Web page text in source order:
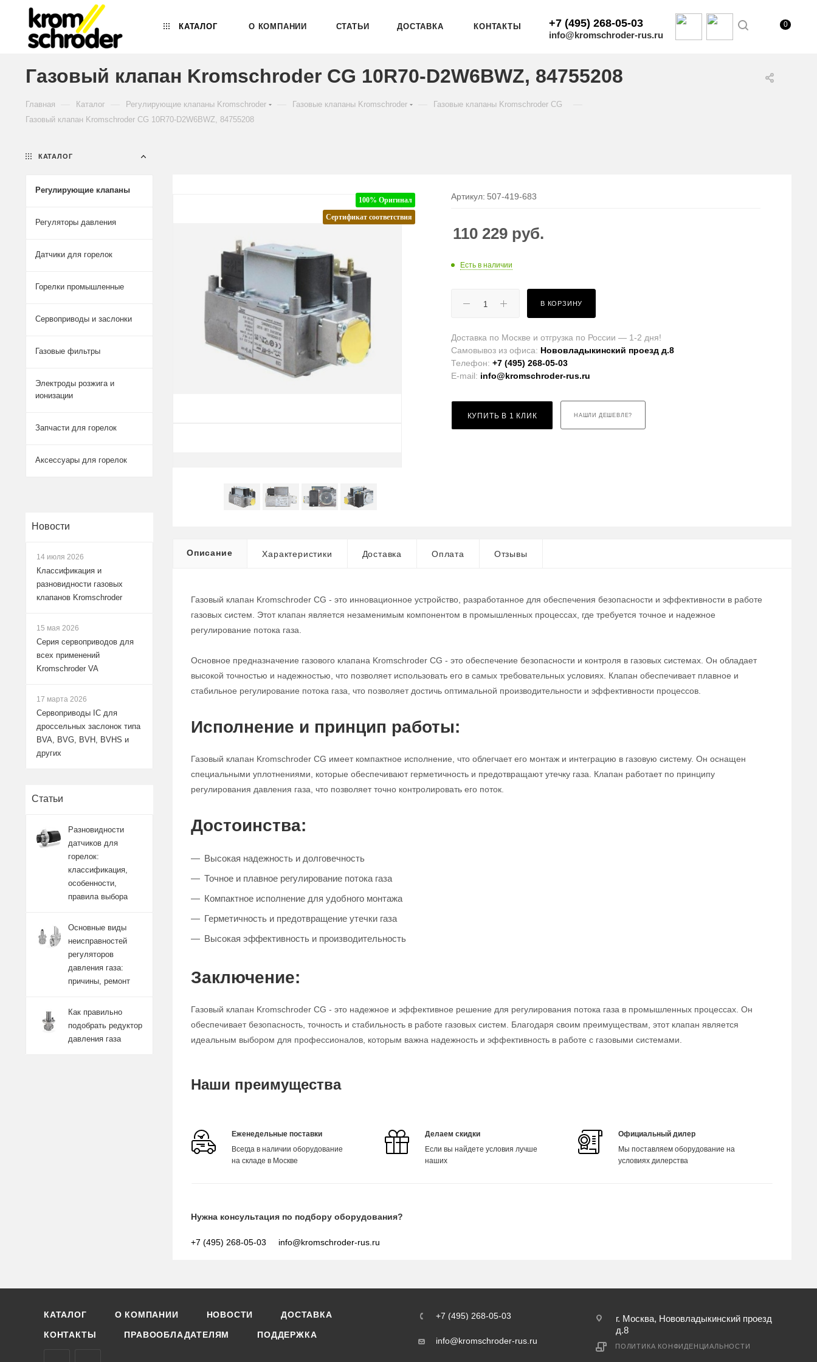
КАТАЛОГ О КОМПАНИИ СТАТЬИ ДОСТАВКА КОНТАКТЫ +7 (495) 268-05-03
info@kromschroder-rus.ru
0
Газовый клапан Kromschroder CG 10R70-D2W6BWZ, 84755208
Главная Каталог Регулирующие клапаны Kromschroder Газовые клапаны Kromschroder Газовые клапаны Kromschroder CG
Газовый клапан Kromschroder CG 10R70-D2W6BWZ, 84755208
100% Оригинал
Сертификат соответствия
Артикул: 507-419-683
110 229 руб.
Есть в наличии
В КОРЗИНУ
Доставка по Москве и отгрузка по России — 1-2 дня!
Самовывоз из офиса: Нововладыкинский проезд д.8
Телефон:+7 (495) 268-05-03
E-mail: info@kromschroder-rus.ru
КУПИТЬ В 1 КЛИК НАШЛИ ДЕШЕВЛЕ?
Описание Характеристики Доставка Оплата Отзывы
Газовый клапан Kromschroder CG - это инновационное устройство, разработанное для обеспечения безопасности и эффективности в работе
газовых систем. Этот клапан является незаменимым компонентом в промышленных процессах, где требуется точное и надежное
регулирование потока газа.
Основное предназначение газового клапана Kromschroder CG - это обеспечение безопасности и контроля в газовых системах. Он обладает
высокой точностью и надежностью, что позволяет использовать его в самых требовательных условиях. Клапан обеспечивает плавное и
стабильное регулирование потока газа, что позволяет достичь оптимальной производительности и эффективности процессов.
Исполнение и принцип работы:
Газовый клапан Kromschroder CG имеет компактное исполнение, что облегчает его монтаж и интеграцию в газовую систему. Он оснащен
специальными уплотнениями, которые обеспечивают герметичность и предотвращают утечку газа. Клапан работает по принципу
регулирования давления газа, что позволяет точно контролировать его поток.
Достоинства:
Высокая надежность и долговечность
Точное и плавное регулирование потока газа
Компактное исполнение для удобного монтажа
Герметичность и предотвращение утечки газа
Высокая эффективность и производительность
Заключение:
Газовый клапан Kromschroder CG - это надежное и эффективное решение для регулирования потока газа в промышленных процессах. Он
обеспечивает безопасность, точность и стабильность в работе газовых систем. Благодаря своим преимуществам, этот клапан является
идеальным выбором для профессионалов, которым важна надежность и эффективность в работе с газовыми системами.
Наши преимущества
Еженедельные поставки
Всегда в наличии оборудование
на складе в Москве
Делаем скидки
Если вы найдете условия лучше
наших
Официальный дилер
Мы поставляем оборудование на
условиях дилерства
Нужна консультация по подбору оборудования?
+7 (495) 268-05-03 info@kromschroder-rus.ru
КАТАЛОГ
Регулирующие клапаны
Регуляторы давления
Датчики для горелок
Горелки промышленные
Сервоприводы и заслонки
Газовые фильтры
Электроды розжига и
ионизации
Запчасти для горелок
Аксессуары для горелок
Новости
14 июля 2026
Классификация и
разновидности газовых
клапанов Kromschroder
15 мая 2026
Серия сервоприводов для
всех применений
Kromschroder VA
17 марта 2026
Сервоприводы IC для
дроссельных заслонок типа
BVA, BVG, BVH, BVHS и
других
Статьи
Разновидности
датчиков для
горелок:
классификация,
особенности,
правила выбора
Основные виды
неисправностей
регуляторов
давления газа:
причины, ремонт
Как правильно
подобрать редуктор
давления газа
КАТАЛОГ О КОМПАНИИ НОВОСТИ ДОСТАВКА
КОНТАКТЫ ПРАВООБЛАДАТЕЛЯМ ПОДДЕРЖКА
+7 (495) 268-05-03
info@kromschroder-rus.ru
г. Москва, Нововладыкинский проезд
д.8
ПОЛИТИКА КОНФИДЕНЦИАЛЬНОСТИ